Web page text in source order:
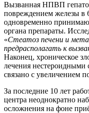
Вызванная НПВП
повреждением железы в
одновременно
органа препараты.
«Стеатоз печени и
предрасполагать к
Наконец, хроническое
лечения нестероидными
связано с увеличением
За последние 10 лет
центра неоднократно
осложнения на фоне